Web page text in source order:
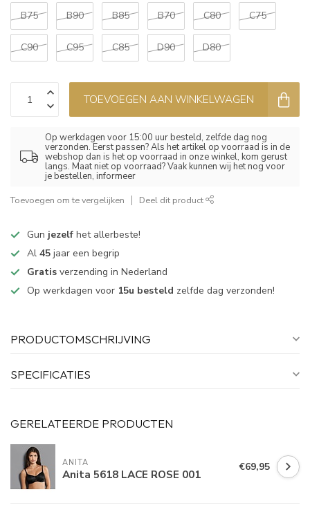
B75 B90 B85 B70 C80 C75
C90 C95 C85 D90 D80
TOEVOEGEN AAN WINKELWAGEN
Op werkdagen voor 15:00 uur besteld, zelfde dag nog
verzonden. Eerst passen? Als het artikel op voorraad is in de
webshop dan is het op voorraad in onze winkel, kom gerust
langs. Maat niet op voorraad? Vaak kunnen wij het nog voor
je bestellen, informeer
Toevoegen om te vergelijken Deel dit product
Gun jezelf het allerbeste!
Al 45 jaar een begrip
Gratis verzending in Nederland
Op werkdagen voor 15u besteld zelfde dag verzonden!
PRODUCTOMSCHRIJVING
SPECIFICATIES
GERELATEERDE PRODUCTEN
ANITA
Anita 5618 LACE ROSE 001 €69,95